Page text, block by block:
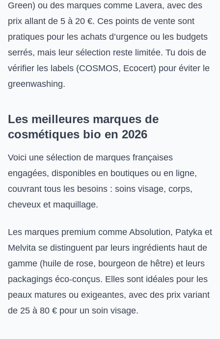
Green) ou des marques comme Lavera, avec des
prix allant de 5 à 20 €. Ces points de vente sont
pratiques pour les achats d’urgence ou les budgets
serrés, mais leur sélection reste limitée. Tu dois de
vérifier les labels (COSMOS, Ecocert) pour éviter le
greenwashing.
Les meilleures marques de
cosmétiques bio en 2026
Voici une sélection de marques françaises
engagées, disponibles en boutiques ou en ligne,
couvrant tous les besoins : soins visage, corps,
cheveux et maquillage.
Les marques premium comme Absolution, Patyka et
Melvita se distinguent par leurs ingrédients haut de
gamme (huile de rose, bourgeon de hêtre) et leurs
packagings éco-conçus. Elles sont idéales pour les
peaux matures ou exigeantes, avec des prix variant
de 25 à 80 € pour un soin visage.